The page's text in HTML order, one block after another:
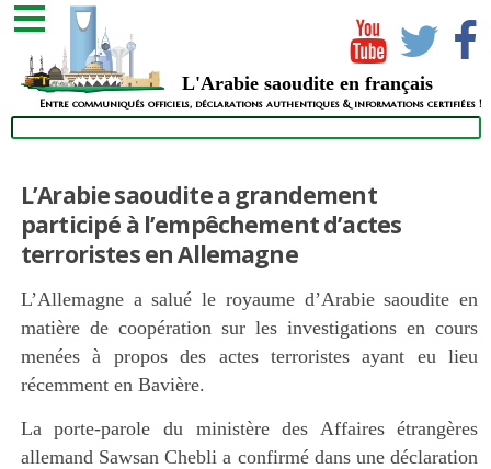
L'Arabie saoudite en français
Entre communiqués officiels, déclarations authentiques & informations certifiées !
L’Arabie saoudite a grandement
participé à l’empêchement d’actes
terroristes en Allemagne
L’Allemagne a salué le royaume d’Arabie saoudite en
matière de coopération sur les investigations en cours
menées à propos des actes terroristes ayant eu lieu
récemment en Bavière.
La porte-parole du ministère des Affaires étrangères
allemand Sawsan Chebli a confirmé dans une déclaration